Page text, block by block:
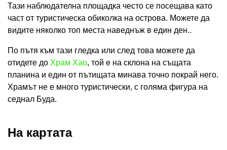
Тази наблюдателна площадка често се посещава като
част от туристическа обиколка на острова. Можете да
видите няколко топ места наведнъж в един ден..
По пътя към тази гледка или след това можете да
отидете до Храм Хао, той е на склона на същата
планина и един от пътищата минава точно покрай него.
Храмът не е много туристически, с голяма фигура на
седнал Буда.
На картата